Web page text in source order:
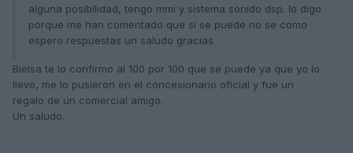
alguna posibilidad, tengo mmi y sistema sonido dsp. lo digo
porque me han comentado que si se puede no se como
espero respuestas un saludo gracias
Bielsa te lo confirmo al 100 por 100 que se puede ya que yo lo
llevo, me lo pusieron en el concesionario oficial y fue un
regalo de un comercial amigo.
Un saludo.